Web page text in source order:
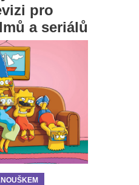
pro
a seriálů